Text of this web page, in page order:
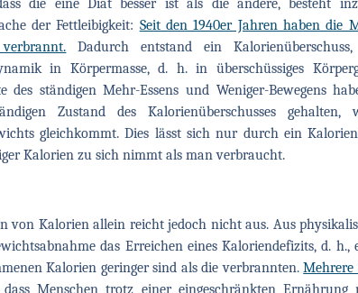
die eine Diät besser ist als die andere, besteht
der Fettleibigkeit: Seit den 1940er Jahren haben die
Dadurch entstand ein
in Körpermasse, d. h. in überschüssiges
des ständigen Mehr-Essens und Weniger-Bewegens
Zustand des Kalorienüberschusses
gleichkommt. Dies lässt sich nur durch ein
Kalorien zu sich nimmt als man verbraucht.
von Kalorien allein reicht jedoch nicht aus. Aus
das Erreichen eines Kaloriendefizits, d. h.,
Kalorien geringer sind als die verbrannten.Mehrere
dass Menschen trotz einer eingeschränkten